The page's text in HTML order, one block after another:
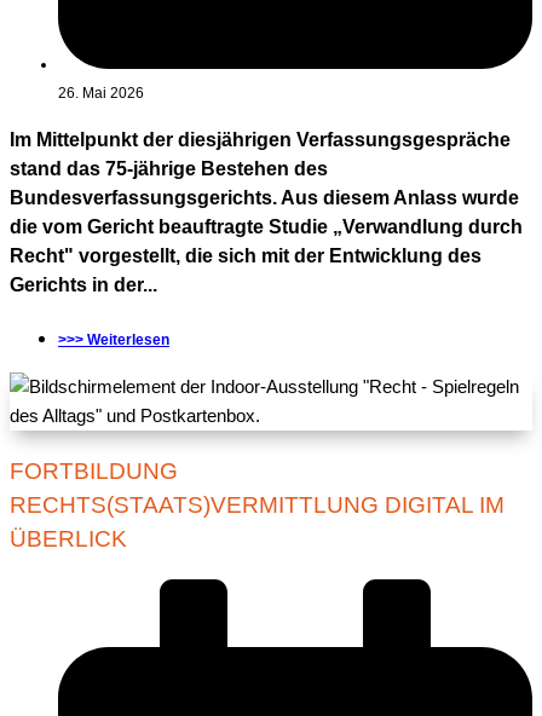
26. Mai 2026
Im Mittelpunkt der diesjährigen Verfassungsgespräche
stand das 75-jährige Bestehen des
Bundesverfassungsgerichts. Aus diesem Anlass wurde
die vom Gericht beauftragte Studie „Verwandlung durch
Recht" vorgestellt, die sich mit der Entwicklung des
Gerichts in der...
>>> Weiterlesen
FORTBILDUNG
RECHTS(STAATS)VERMITTLUNG DIGITAL IM
ÜBERLICK